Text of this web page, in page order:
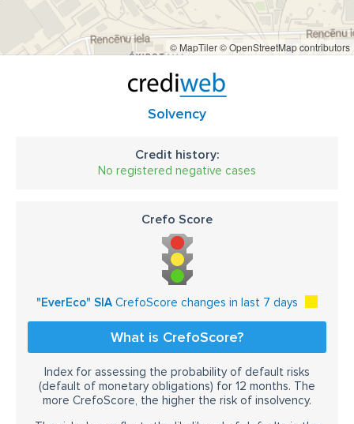
© MapTiler© OpenStreetMap contributors
Solvency
Credit history:
No registered negative cases
Crefo Score
"EverEco" SIA CrefoScore changes in last 7 days
What is CrefoScore?
Index for assessing the probability of default risks
(default of monetary obligations) for 12 months. The
more CrefoScore, the higher the risk of insolvency.